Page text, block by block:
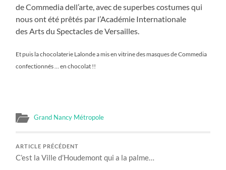
de Commedia dell’arte, avec de superbes costumes qui
nous ont été prêtés par l’Académie Internationale
des Arts du Spectacles de Versailles.
Et puis la chocolaterie Lalonde a mis en vitrine des masques de Commedia
confectionnés … en chocolat !!
Grand Nancy Métropole
ARTICLE PRÉCÉDENT
C’est la Ville d’Houdemont qui a la palme…